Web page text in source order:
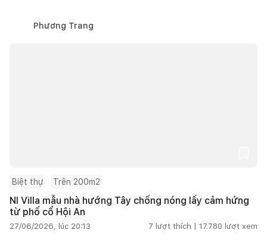
Phương Trang
Biệt thự Trên 200m2
NI Villa mẫu nhà hướng Tây chống nóng lấy cảm hứng
từ phố cổ Hội An
27/06/2026, lúc 20:13 7 lượt thích | 17.780 lượt xem